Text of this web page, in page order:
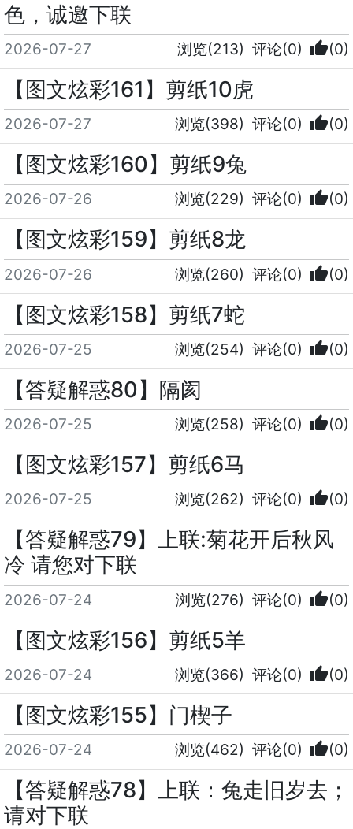
色，诚邀下联
2026-07-27 浏览(213) 评论(0) thumb_up(0)
【图文炫彩161】剪纸10虎
2026-07-27 浏览(398) 评论(0) thumb_up(0)
【图文炫彩160】剪纸9兔
2026-07-26 浏览(229) 评论(0) thumb_up(0)
【图文炫彩159】剪纸8龙
2026-07-26 浏览(260) 评论(0) thumb_up(0)
【图文炫彩158】剪纸7蛇
2026-07-25 浏览(254) 评论(0) thumb_up(0)
【答疑解惑80】隔阂
2026-07-25 浏览(258) 评论(0) thumb_up(0)
【图文炫彩157】剪纸6马
2026-07-25 浏览(262) 评论(0) thumb_up(0)
【答疑解惑79】上联:菊花开后秋风
冷 请您对下联
2026-07-24 浏览(276) 评论(0) thumb_up(0)
【图文炫彩156】剪纸5羊
2026-07-24 浏览(366) 评论(0) thumb_up(0)
【图文炫彩155】门楔子
2026-07-24 浏览(462) 评论(0) thumb_up(0)
【答疑解惑78】上联：兔走旧岁去；
请对下联